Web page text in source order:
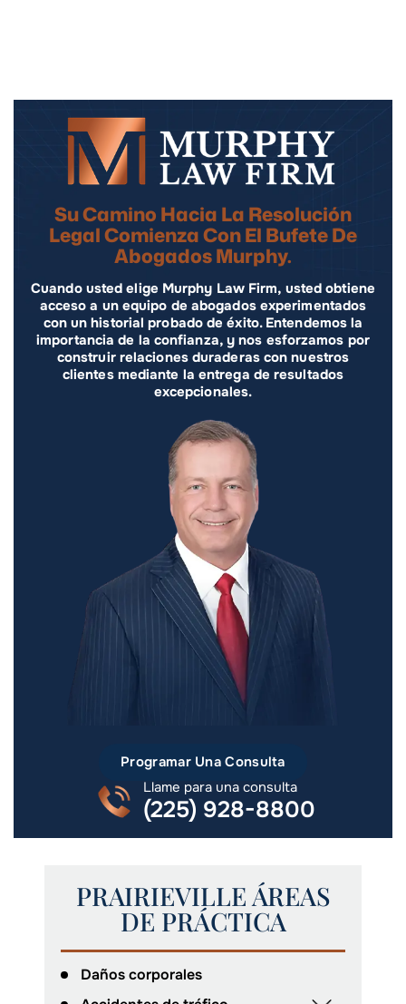
Su Camino Hacia La Resolución
Legal Comienza Con El Bufete De
Abogados Murphy.
Cuando usted elige Murphy Law Firm, usted obtiene
acceso a un equipo de abogados experimentados
con un historial probado de éxito. Entendemos la
importancia de la confianza, y nos esforzamos por
construir relaciones duraderas con nuestros
clientes mediante la entrega de resultados
excepcionales.
Programar Una Consulta
Llame para una consulta
(225) 928-8800
PRAIRIEVILLE ÁREAS
DE PRÁCTICA
Daños corporales